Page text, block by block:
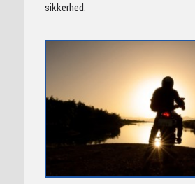
sikkerhed.